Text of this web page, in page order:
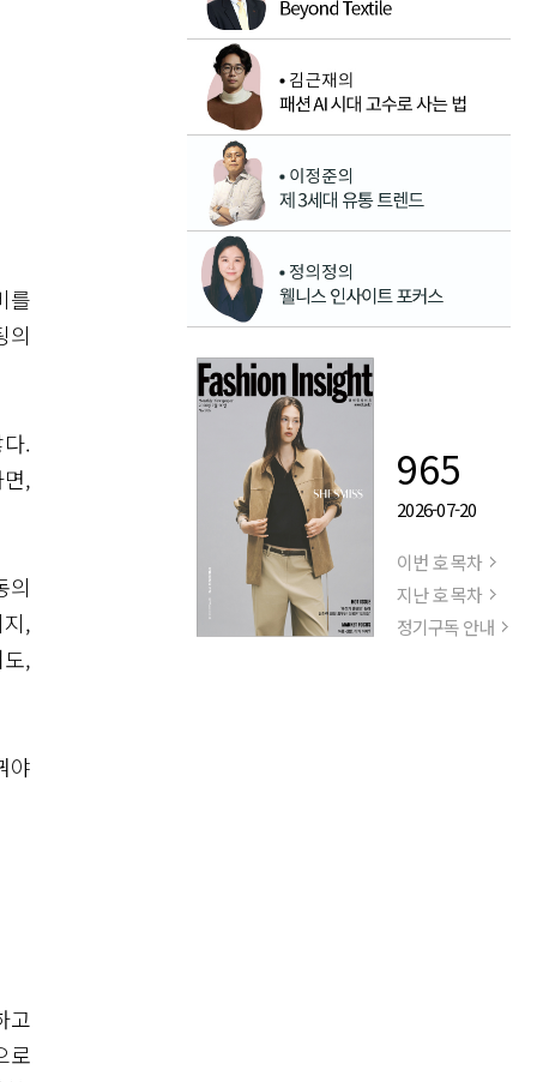
를
의
.
,
의
,
,
야
고
로
965
2026-07-20
이번 호 목차
지난 호 목차
정기구독 안내